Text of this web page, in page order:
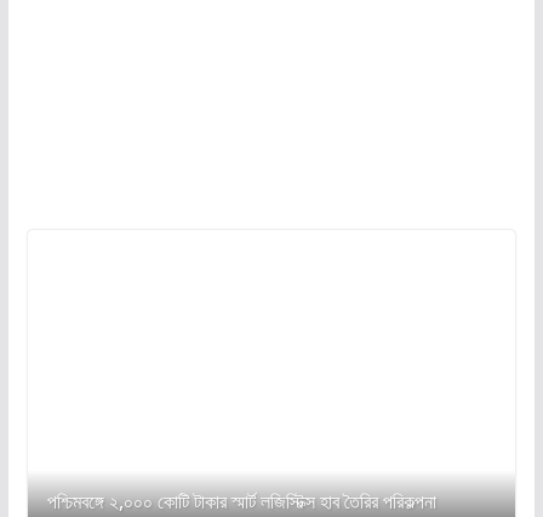
পশ্চিমবঙ্গে ২,০০০ কোটি টাকার স্মার্ট লজিস্টিক্স হাব তৈরির পরিকল্পনা